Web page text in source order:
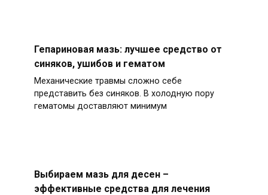
Гепариновая мазь: лучшее средство от
синяков, ушибов и гематом
Механические травмы сложно себе
представить без синяков. В холодную пору
гематомы доставляют минимум
Выбираем мазь для десен –
эффективные средства для лечения